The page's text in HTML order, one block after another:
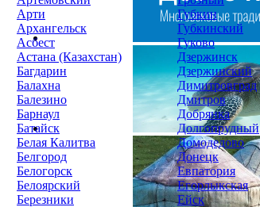
Арти
Архангельск
Асбест
Астана (Казахстан)
Багдарин
Балахна
Балезино
Барнаул
Батайск
Белая Калитва
Белгород
Белогорск
Белоярский
Березники
Губкин
Губкинский
Гуково
Дзержинск
Дзержинский
Димитровград
Дмитров
Добрянка
Долгопрудный
Домодедово
Донецк
Евпатория
Егорлыкская
Ейск